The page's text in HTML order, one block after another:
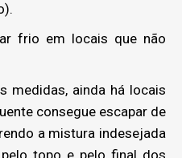
frio em locais que não
medidas, ainda há locais
consegue escapar de
a mistura indesejada